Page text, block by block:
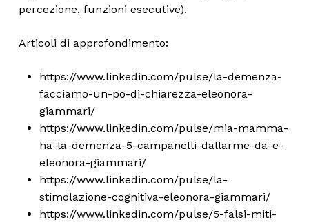
percezione, funzioni esecutive).
Articoli di approfondimento:
https://www.linkedin.com/pulse/la-demenza-
facciamo-un-po-di-chiarezza-eleonora-
giammari/
https://www.linkedin.com/pulse/mia-mamma-
ha-la-demenza-5-campanelli-dallarme-da-e-
eleonora-giammari/
https://www.linkedin.com/pulse/la-
stimolazione-cognitiva-eleonora-giammari/
https://www.linkedin.com/pulse/5-falsi-miti-